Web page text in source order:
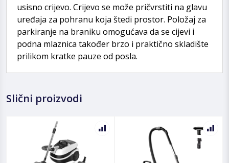
usisno crijevo. Crijevo se može pričvrstiti na glavu
uređaja za pohranu koja štedi prostor. Položaj za
parkiranje na braniku omogućava da se cijevi i
podna mlaznica također brzo i praktično skladište
prilikom kratke pauze od posla.
Slični proizvodi